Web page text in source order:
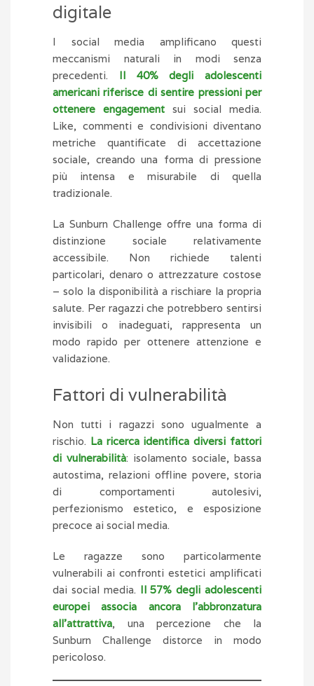
digitale
I social media amplificano questi
meccanismi naturali in modi senza
precedenti. Il 40% degli adolescenti
americani riferisce di sentire pressioni per
ottenere engagement sui social media.
Like, commenti e condivisioni diventano
metriche quantificate di accettazione
sociale, creando una forma di pressione
più intensa e misurabile di quella
tradizionale.
La Sunburn Challenge offre una forma di
distinzione sociale relativamente
accessibile. Non richiede talenti
particolari, denaro o attrezzature costose
– solo la disponibilità a rischiare la propria
salute. Per ragazzi che potrebbero sentirsi
invisibili o inadeguati, rappresenta un
modo rapido per ottenere attenzione e
validazione.
Fattori di vulnerabilità
Non tutti i ragazzi sono ugualmente a
rischio. La ricerca identifica diversi fattori
di vulnerabilità: isolamento sociale, bassa
autostima, relazioni offline povere, storia
di comportamenti autolesivi,
perfezionismo estetico, e esposizione
precoce ai social media.
Le ragazze sono particolarmente
vulnerabili ai confronti estetici amplificati
dai social media. Il 57% degli adolescenti
europei associa ancora l’abbronzatura
all’attrattiva, una percezione che la
Sunburn Challenge distorce in modo
pericoloso.